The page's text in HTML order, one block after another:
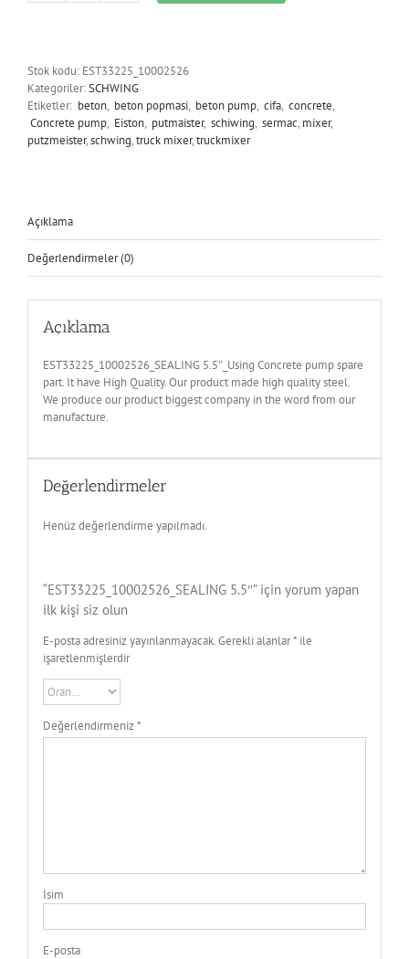
Stok kodu: EST33225_10002526
Kategoriler:SCHWING
Etiketler: beton, beton popmasi, beton pump, cifa, concrete,
Concrete pump, Eiston, putmaister, schiwing, sermac, mixer,
putzmeister,schwing,truck mixer,truckmixer
Açıklama
Değerlendirmeler (0)
Açıklama
EST33225_10002526_SEALING 5.5″_Using Concrete pump spare
part. It have High Quality. Our product made high quality steel.
We produce our product biggest company in the word from our
manufacture.
Değerlendirmeler
Henüz değerlendirme yapılmadı.
“EST33225_10002526_SEALING 5.5″” için yorum yapan
ilk kişi siz olun
E-posta adresiniz yayınlanmayacak. Gerekli alanlar*ile
işaretlenmişlerdir
Değerlendirmeniz*
İsim
E-posta